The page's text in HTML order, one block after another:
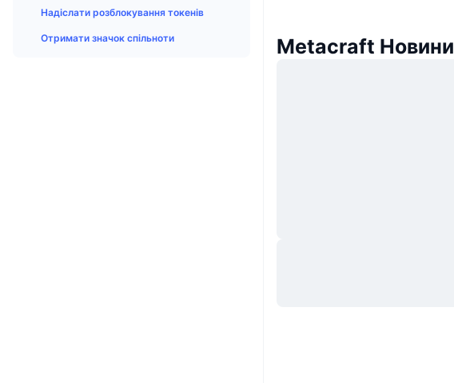
Надіслати розблокування токенів
Отримати значок спільноти Metacraft Новини